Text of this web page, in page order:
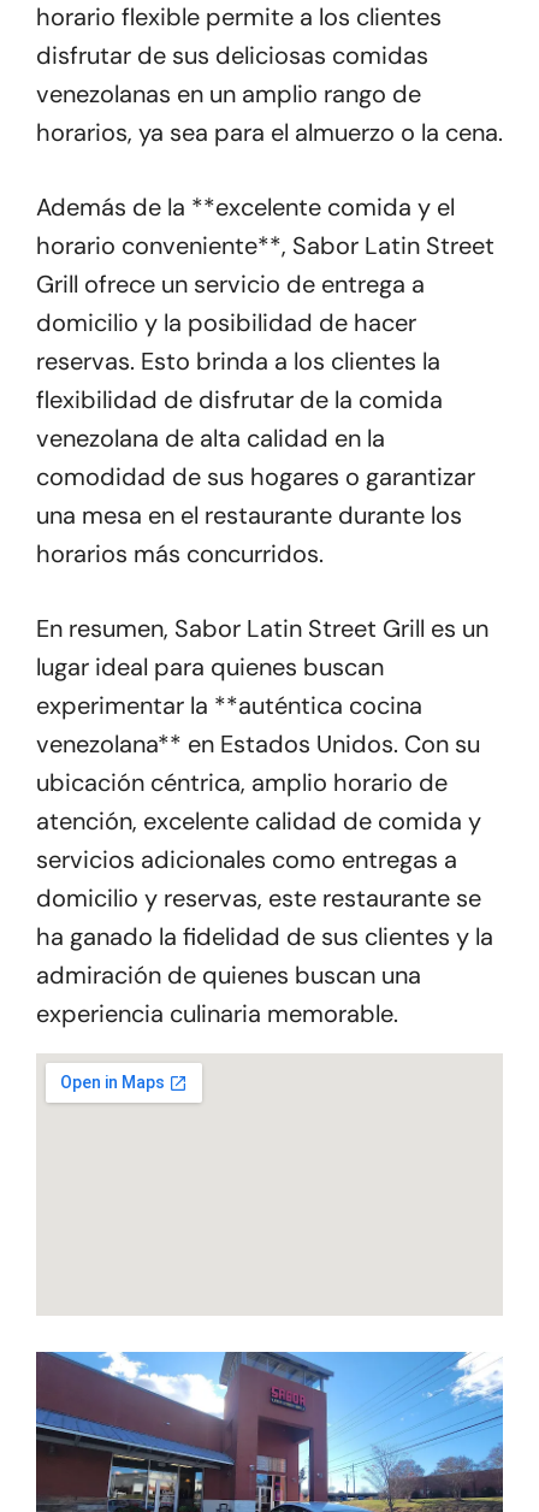
horario flexible permite a los clientes
disfrutar de sus deliciosas comidas
venezolanas en un amplio rango de
horarios, ya sea para el almuerzo o la cena.
Además de la **excelente comida y el
horario conveniente**, Sabor Latin Street
Grill ofrece un servicio de entrega a
domicilio y la posibilidad de hacer
reservas. Esto brinda a los clientes la
flexibilidad de disfrutar de la comida
venezolana de alta calidad en la
comodidad de sus hogares o garantizar
una mesa en el restaurante durante los
horarios más concurridos.
En resumen, Sabor Latin Street Grill es un
lugar ideal para quienes buscan
experimentar la **auténtica cocina
venezolana** en Estados Unidos. Con su
ubicación céntrica, amplio horario de
atención, excelente calidad de comida y
servicios adicionales como entregas a
domicilio y reservas, este restaurante se
ha ganado la fidelidad de sus clientes y la
admiración de quienes buscan una
experiencia culinaria memorable.